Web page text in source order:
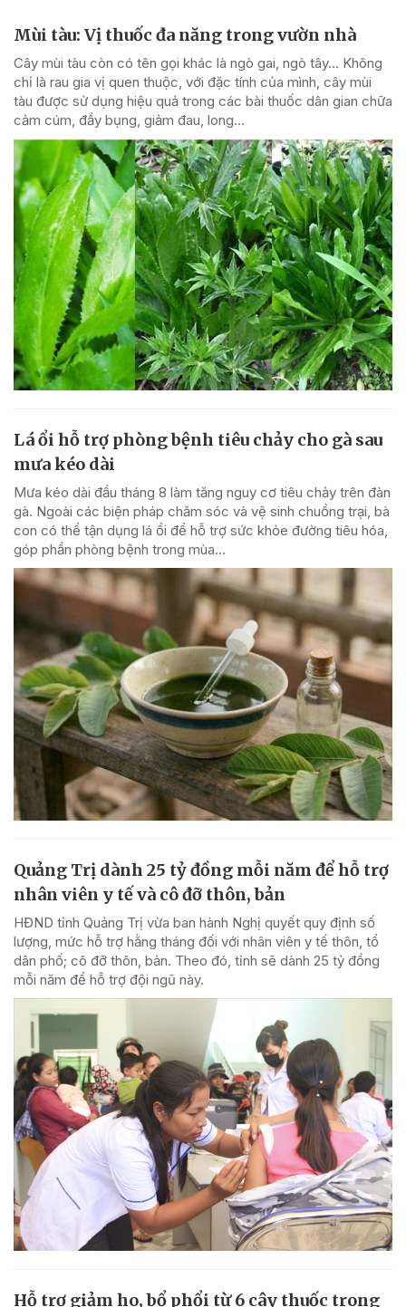
Mùi tàu: Vị thuốc đa năng trong vườn nhà
Cây mùi tàu còn có tên gọi khác là ngò gai, ngò tây… Không
chỉ là rau gia vị quen thuộc, với đặc tính của mình, cây mùi
tàu được sử dụng hiệu quả trong các bài thuốc dân gian chữa
cảm cúm, đầy bụng, giảm đau, long...
Lá ổi hỗ trợ phòng bệnh tiêu chảy cho gà sau
mưa kéo dài
Mưa kéo dài đầu tháng 8 làm tăng nguy cơ tiêu chảy trên đàn
gà. Ngoài các biện pháp chăm sóc và vệ sinh chuồng trại, bà
con có thể tận dụng lá ổi để hỗ trợ sức khỏe đường tiêu hóa,
góp phần phòng bệnh trong mùa...
Quảng Trị dành 25 tỷ đồng mỗi năm để hỗ trợ
nhân viên y tế và cô đỡ thôn, bản
HĐND tỉnh Quảng Trị vừa ban hành Nghị quyết quy định số
lượng, mức hỗ trợ hằng tháng đối với nhân viên y tế thôn, tổ
dân phố; cô đỡ thôn, bản. Theo đó, tỉnh sẽ dành 25 tỷ đồng
mỗi năm để hỗ trợ đội ngũ này.
Hỗ trợ giảm ho, bổ phổi từ 6 cây thuốc trong